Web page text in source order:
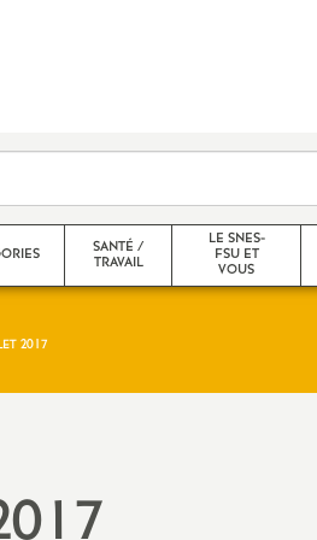
SANTÉ /
TRAVAIL
LE SNES-
FSU ET
VOUS
2017